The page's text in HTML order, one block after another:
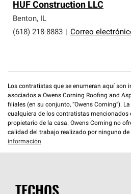
HUF Construction LLC
Benton, IL
(618) 218-8883
Correo
Los contratistas que se enumeran aquí son
asociados a Owens Corning Roofing and
filiales (en su conjunto, “Owens Corning”).
cualquiera de los contratistas mencionados
propietario de la casa. Owens Corning no
calidad del trabajo realizado por ninguno
información